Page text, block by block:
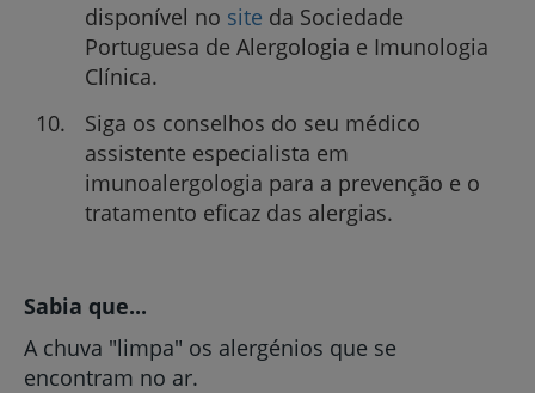
disponível no site da Sociedade
Portuguesa de Alergologia e Imunologia
Clínica.
Siga os conselhos do seu médico
assistente especialista em
imunoalergologia para a prevenção e o
tratamento eficaz das alergias.
Sabia que...
A chuva "limpa" os alergénios que se
encontram no ar.